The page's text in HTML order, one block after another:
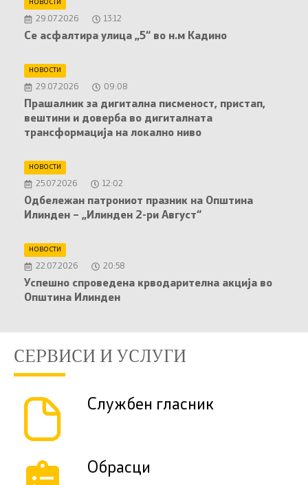
НОВОСТИ
29.07.2026 13:12
Се асфалтира улица „5“ во н.м Кадино
НОВОСТИ
29.07.2026 09:08
Прашалник за дигитална писменост, пристап,
вештини и доверба во дигиталната
трансформација на локално ниво
НОВОСТИ
25.07.2026 12:02
Oдбележан патрониот празник на Општина
Илинден – „Илинден 2-ри Август“
НОВОСТИ
22.07.2026 20:58
Успешно спроведена крводарителна акција во
Општина Илинден
СЕРВИСИ И УСЛУГИ
Службен гласник
Обрасци